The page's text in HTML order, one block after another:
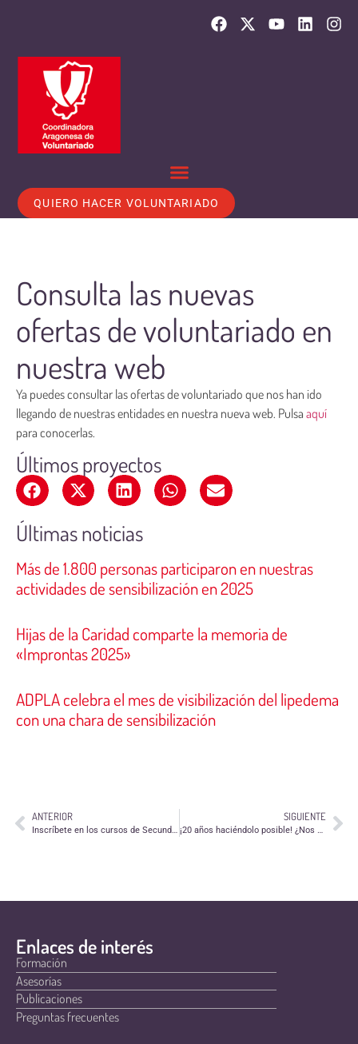
QUIERO HACER VOLUNTARIADO
Consulta las nuevas
ofertas de voluntariado en
nuestra web
Ya puedes consultar las ofertas de voluntariado que nos han ido
llegando de nuestras entidades en nuestra nueva web. Pulsa aquí
para conocerlas.
Últimos proyectos
Últimas noticias
Más de 1.800 personas participaron en nuestras
actividades de sensibilización en 2025
Hijas de la Caridad comparte la memoria de
«Improntas 2025»
ADPLA celebra el mes de visibilización del lipedema
con una chara de sensibilización
ANTERIOR
Inscríbete en los cursos de Secundaria para adultos de Fundación Dolores Sopeña
SIGUIENTE
¡20 años haciéndolo posible! ¿Nos ayudáis a celebrarlo?
Enlaces de interés
Formación
Asesorías
Publicaciones
Preguntas frecuentes